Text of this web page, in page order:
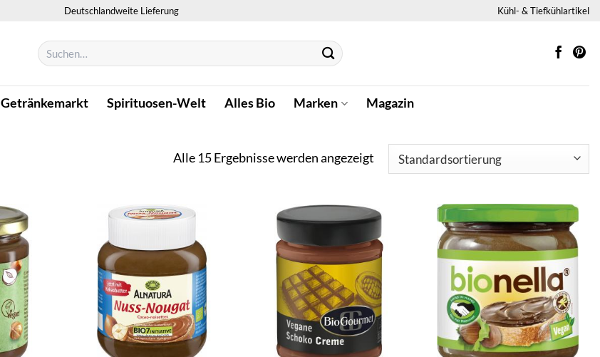
Deutschlandweite Lieferung Kühl- & Tiefkühlartikel
Suchen
nach:
Getränkemarkt Spirituosen-Welt Alles Bio Marken Magazin
Alle 15 Ergebnisse werden angezeigt